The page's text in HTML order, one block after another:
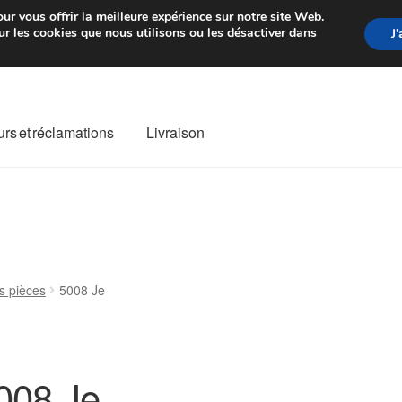
de 7 EUR Du lundi au
et réclamations Livraison
pièces 5008 Je
vous offrir la meilleure expérience sur notre site Web.
les cookies que nous utilisons ou les désactiver dans